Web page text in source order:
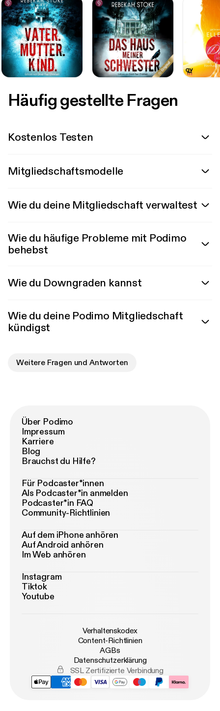
Häufig gestellte Fragen
Kostenlos Testen
Mitgliedschaftsmodelle
Wie du deine Mitgliedschaft verwaltest
Wie du häufige Probleme mit Podimo
behebst
Wie du Downgraden kannst
Wie du deine Podimo Mitgliedschaft
kündigst
Weitere Fragen und Antworten
Über Podimo
Impressum
Karriere
Blog
Brauchst du Hilfe?
Für Podcaster*innen
Als Podcaster*in anmelden
Podcaster*in FAQ
Community-Richtlinien
Auf dem iPhone anhören
Auf Android anhören
Im Web anhören
Instagram
Tiktok
Youtube
Verhaltenskodex
Content-Richtlinien
AGBs
Datenschutzerklärung
SSL Zertifizierte Verbindung